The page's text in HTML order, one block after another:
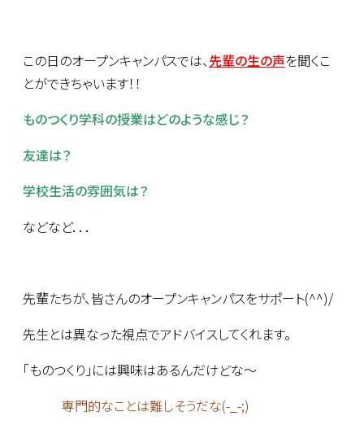
この日のオープンキャンパスでは、先輩の生の声を聞くこ
とができちゃいます！！
ものつくり学科の授業はどのような感じ？
友達は？
学校生活の雰囲気は？
などなど．．．
先輩たちが、皆さんのオープンキャンパスをサポート(^^)/
先生とは異なった視点でアドバイスしてくれます。
「ものつくり」には興味はあるんだけどな～
専門的なことは難しそうだな(-_-;)